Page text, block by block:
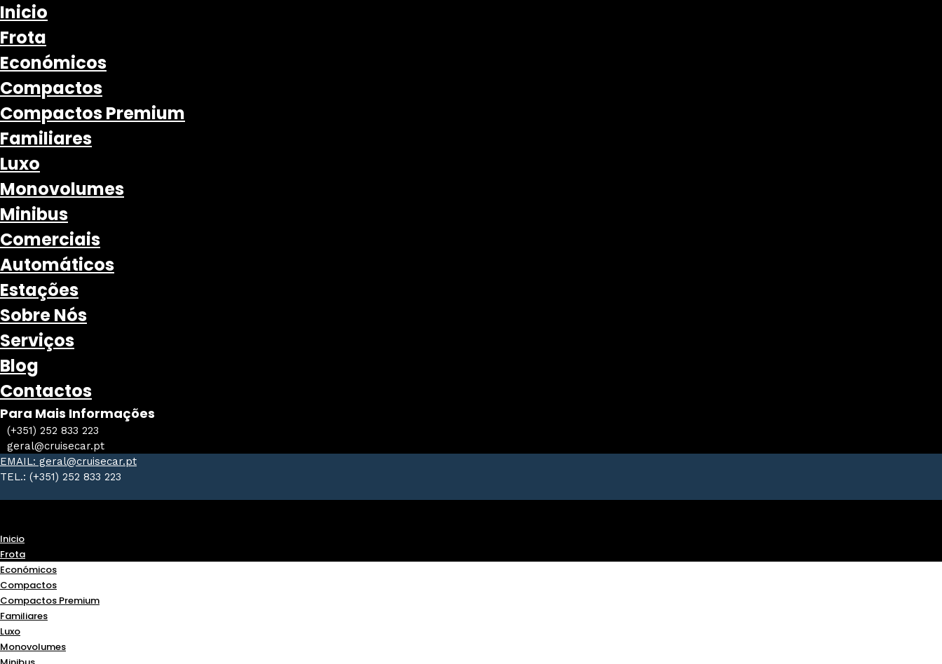
Inicio
Frota
Económicos
Compactos
Compactos Premium
Familiares
Luxo
Monovolumes
Minibus
Comerciais
Automáticos
Estações
Sobre Nós
Serviços
Blog
Contactos
Para Mais Informações
(+351) 252 833 223
geral@cruisecar.pt
EMAIL: geral@cruisecar.pt
TEL.: (+351) 252 833 223
Inicio
Frota
Económicos
Compactos
Compactos Premium
Familiares
Luxo
Monovolumes